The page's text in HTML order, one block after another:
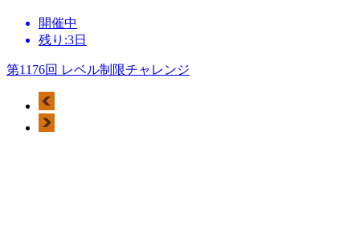
開催中
残り:3日
第1176回 レベル制限チャレンジ